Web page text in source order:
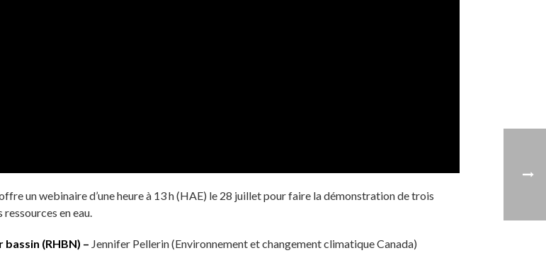
un webinaire d’une heure à 13 h (HAE) le 28 juillet pour faire la démonstration de trois
en eau.
(RHBN) – Jennifer Pellerin (Environnement et changement climatique Canada)